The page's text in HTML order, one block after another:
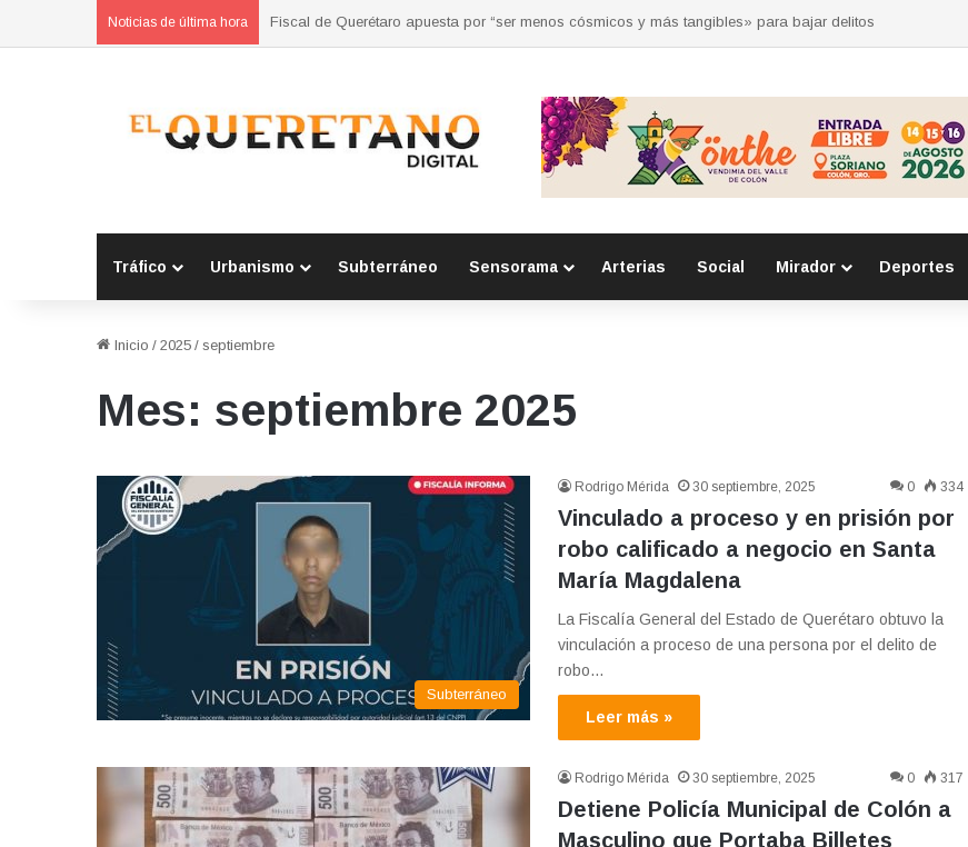
Noticias de última hora Refuerzan municipios coordinación por la seguridad durante sesión estatal realizada en La Llave
Tráfico Urbanismo Subterráneo Sensorama Arterias Social Mirador Deportes
Inicio / 2025 / septiembre
Mes: septiembre 2025
Subterráneo
Rodrigo Mérida 30 septiembre, 2025 0 334
Vinculado a proceso y en prisión por
robo calificado a negocio en Santa
María Magdalena
La Fiscalía General del Estado de Querétaro obtuvo la
vinculación a proceso de una persona por el delito de
robo…
Leer más »
Rodrigo Mérida 30 septiembre, 2025 0 317
Detiene Policía Municipal de Colón a
Masculino que Portaba Billetes